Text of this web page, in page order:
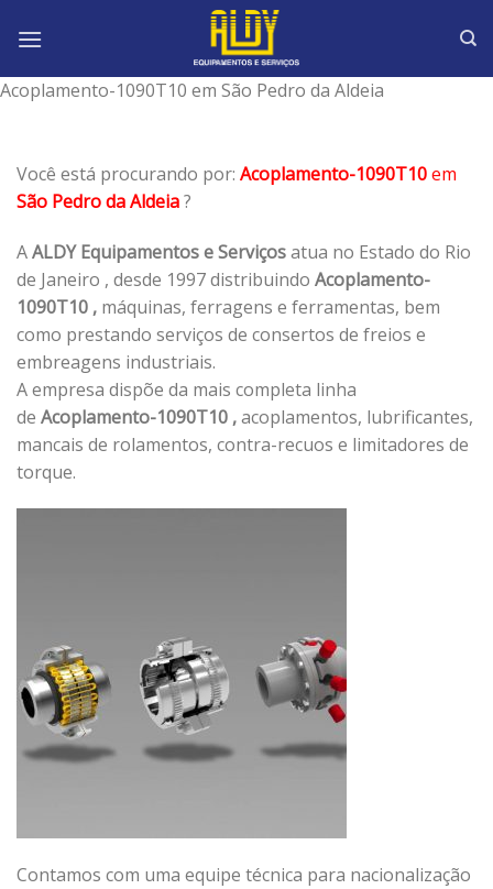
Acoplamento-1090T10 em São Pedro da Aldeia
Você está procurando por: Acoplamento-1090T10em
São Pedro da Aldeia?
AALDY Equipamentos e Serviçosatua no Estado do Rio
de Janeiro , desde 1997 distribuindo Acoplamento-
1090T10 , máquinas, ferragens e ferramentas, bem
como prestando serviços de consertos de freios e
embreagens industriais.
A empresa dispõe da mais completa linha
de Acoplamento-1090T10 ,acoplamentos, lubrificantes,
mancais de rolamentos, contra-recuos e limitadores de
torque.
Contamos com uma equipe técnica para nacionalização